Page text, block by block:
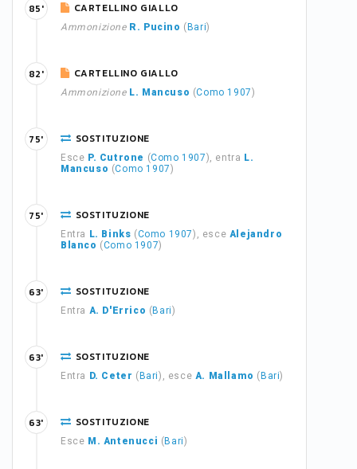
CARTELLINO GIALLO
Ammonizione R. Pucino ( Bari)
85'
CARTELLINO GIALLO
Ammonizione L. Mancuso (Como 1907)
82'
SOSTITUZIONE
Esce P. Cutrone (Como 1907), entra L.
Mancuso (Como 1907)
75'
SOSTITUZIONE
Entra L. Binks (Como 1907), esce Alejandro
Blanco (Como 1907)
75'
SOSTITUZIONE
Entra A. D'Errico ( Bari)
63'
SOSTITUZIONE
Entra D. Ceter ( Bari), esce A. Mallamo ( Bari)
63'
SOSTITUZIONE
Esce M. Antenucci ( Bari)
63'